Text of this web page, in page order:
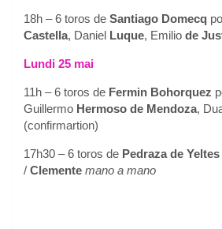
18h – 6 toros de Santiago Domecq
Castella, Daniel Luque, Emilio de
Lundi 25 mai
11h – 6 toros de Fermin Bohorquez
Guillermo Hermoso de Mendoza,
(confirmartion)
17h30 – 6 toros de Pedraza de Yeltes
/ Clemente mano a mano